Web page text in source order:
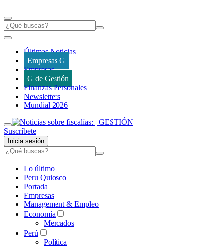
Últimas Noticias
Empresas G
Empresas
G de Gestión
Finanzas Personales
Newsletters
Mundial 2026
Suscríbete
Inicia sesión
Lo último
Peru Quiosco
Portada
Empresas
Management & Empleo
Economía
Mercados
Perú
Política